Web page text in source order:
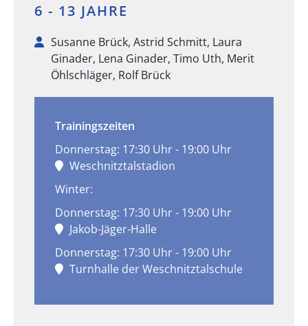
6 - 13 JAHRE
Susanne Brück, Astrid Schmitt, Laura
Ginader, Lena Ginader, Timo Uth, Merit
Öhlschläger, Rolf Brück
Trainingszeiten
Donnerstag: 17:30 Uhr - 19:00 Uhr
Weschnitztalstadion
Winter:
Donnerstag: 17:30 Uhr - 19:00 Uhr
Jakob-Jäger-Halle
Donnerstag: 17:30 Uhr - 19:00 Uhr
Turnhalle der Weschnitztalschule